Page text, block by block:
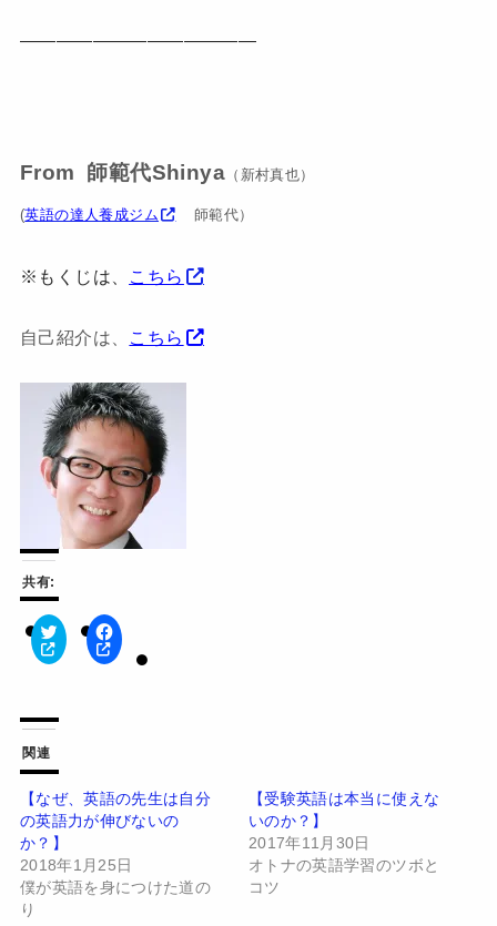
—————————————
From 師範代Shinya （新村真也）
(英語の達人養成ジム 師範代）
※もくじは、 こちら
自己紹介は、 こちら
共有:
ク
リ
て
T
w
i
t
t
e
r
で
共
有
(
新
F
a
有
す
る
ク
リ
ッ
関連
【なぜ、英語の先生は自分
の英語力が伸びないの
か？】
2018年1月25日
僕が英語を身につけた道の
り
【受験英語は本当に使えな
いのか？】
2017年11月30日
オトナの英語学習のツボと
コツ